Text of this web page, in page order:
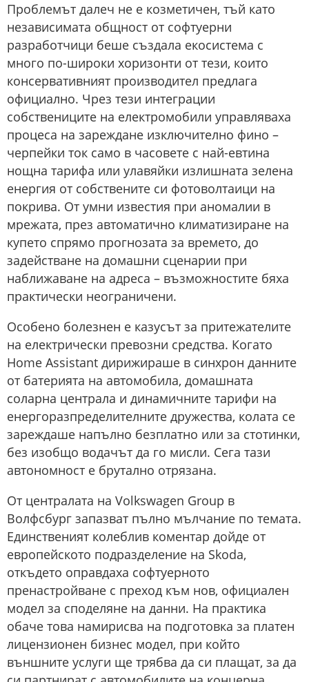
Проблемът далеч не е козметичен, тъй като
независимата общност от софтуерни
разработчици беше създала екосистема с
много по-широки хоризонти от тези, които
консервативният производител предлага
официално. Чрез тези интеграции
собствениците на електромобили управляваха
процеса на зареждане изключително фино –
черпейки ток само в часовете с най-евтина
нощна тарифа или улавяйки излишната зелена
енергия от собствените си фотоволтаици на
покрива. От умни известия при аномалии в
мрежата, през автоматично климатизиране на
купето спрямо прогнозата за времето, до
задействане на домашни сценарии при
наближаване на адреса – възможностите бяха
практически неограничени.
Особено болезнен е казусът за притежателите
на електрически превозни средства. Когато
Home Assistant дирижираше в синхрон данните
от батерията на автомобила, домашната
соларна централа и динамичните тарифи на
енергоразпределителните дружества, колата се
зареждаше напълно безплатно или за стотинки,
без изобщо водачът да го мисли. Сега тази
автономност е брутално отрязана.
От централата на Volkswagen Group в
Волфсбург запазват пълно мълчание по темата.
Единственият колеблив коментар дойде от
европейското подразделение на Skoda,
откъдето оправдаха софтуерното
пренастройване с преход към нов, официален
модел за споделяне на данни. На практика
обаче това намирисва на подготовка за платен
лицензионен бизнес модел, при който
външните услуги ще трябва да си плащат, за да